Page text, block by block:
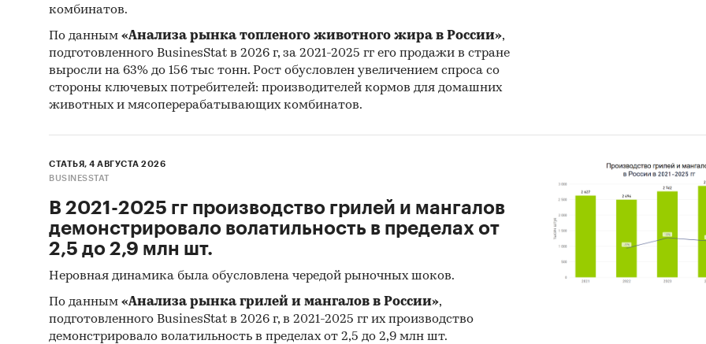
Россия
комбинатов.
По данным «Анализа рынка топленого животного жира в России»,
подготовленного BusinesStat в 2026 г, за 2021-2025 гг его продажи в стране
выросли на 63% до 156 тыс тонн. Рост обусловлен увеличением спроса со
стороны ключевых потребителей: производителей кормов для домашних
животных и мясоперерабатывающих комбинатов.
СТАТЬЯ, 4 АВГУСТА 2026
BUSINESSTAT
В 2021-2025 гг производство грилей и мангалов
демонстрировало волатильность в пределах от
2,5 до 2,9 млн шт.
Неровная динамика была обусловлена чередой рыночных шоков.
По данным «Анализа рынка грилей и мангалов в России»,
подготовленного BusinesStat в 2026 г, в 2021-2025 гг их производство
демонстрировало волатильность в пределах от 2,5 до 2,9 млн шт.